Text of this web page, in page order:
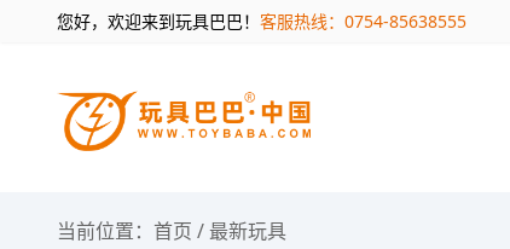
您好，欢迎来到玩具巴巴！ 客服热线：0754-85638555
当前位置： 首页 /最新玩具